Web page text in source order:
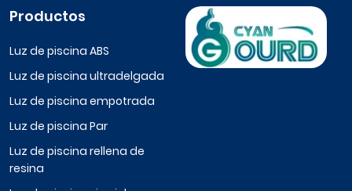
Productos
Luz de piscina ABS
Luz de piscina ultradelgada
Luz de piscina empotrada
Luz de piscina Par
Luz de piscina rellena de
resina